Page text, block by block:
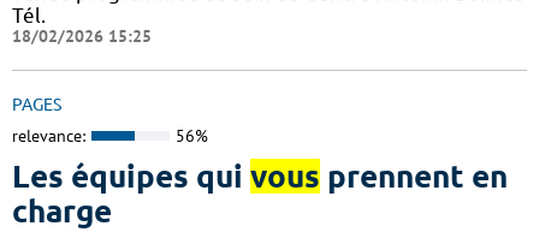
Tél.
18/02/2026 15:25
PAGES
relevance: 56%
Les équipes qui vous prennent en
charge